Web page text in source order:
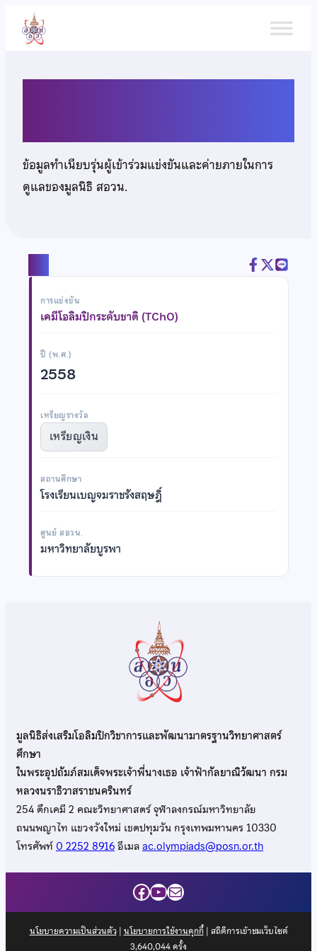
เนื้อหา
ข้อมูลทำเนียบรุ่นผู้เข้าร่วมแข่งขันและค่ายภายในการ
ดูแลของมูลนิธิ สอวน.
การแข่งขัน
เคมีโอลิมปิกระดับชาติ (TChO)
ปี (พ.ศ.)
2558
เหรียญรางวัล
เหรียญเงิน
สถานศึกษา
โรงเรียนเบญจมราชรังสฤษฎิ์
ศูนย์ สอวน.
มหาวิทยาลัยบูรพา
มูลนิธิส่งเสริมโอลิมปิกวิชาการและพัฒนามาตรฐานวิทยาศาสตร์
ศึกษา
ในพระอุปถัมภ์สมเด็จพระเจ้าพี่นางเธอ เจ้าฟ้ากัลยาณิวัฒนา กรม
หลวงนราธิวาสราชนครินทร์
254 ตึกเคมี 2 คณะวิทยาศาสตร์ จุฬาลงกรณ์มหาวิทยาลัย
ถนนพญาไท แขวงวังใหม่ เขตปทุมวัน กรุงเทพมหานคร 10330
โทรศัพท์0 2252 8916อีเมลac.olympiads@posn.or.th
Facebook
YouTube
Mail
นโยบายความเป็นส่วนตัว| นโยบายการใช้งานคุกกี้| สถิติการเข้าชมเว็บไซต์
3,640,044ครั้ง